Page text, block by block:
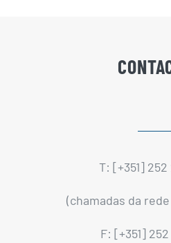
T: [+351] 252
(chamadas da
F: [+351] 252